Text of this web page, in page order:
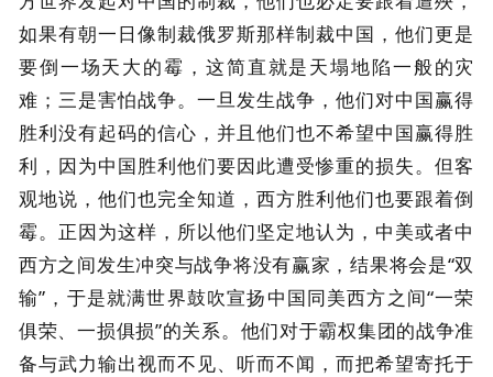
如果有朝一日像制裁俄罗斯那样制裁中国，他们更是
要倒一场天大的霉，这简直就是天塌地陷一般的灾
难；三是害怕战争。一旦发生战争，他们对中国赢得
胜利没有起码的信心，并且他们也不希望中国赢得胜
利，因为中国胜利他们要因此遭受惨重的损失。但客
观地说，他们也完全知道，西方胜利他们也要跟着倒
霉。正因为这样，所以他们坚定地认为，中美或者中
西方之间发生冲突与战争将没有赢家，结果将会是“双
输”，于是就满世界鼓吹宣扬中国同美西方之间“一荣
俱荣、一损俱损”的关系。他们对于霸权集团的战争准
备与武力输出视而不见、听而不闻，而把希望寄托于